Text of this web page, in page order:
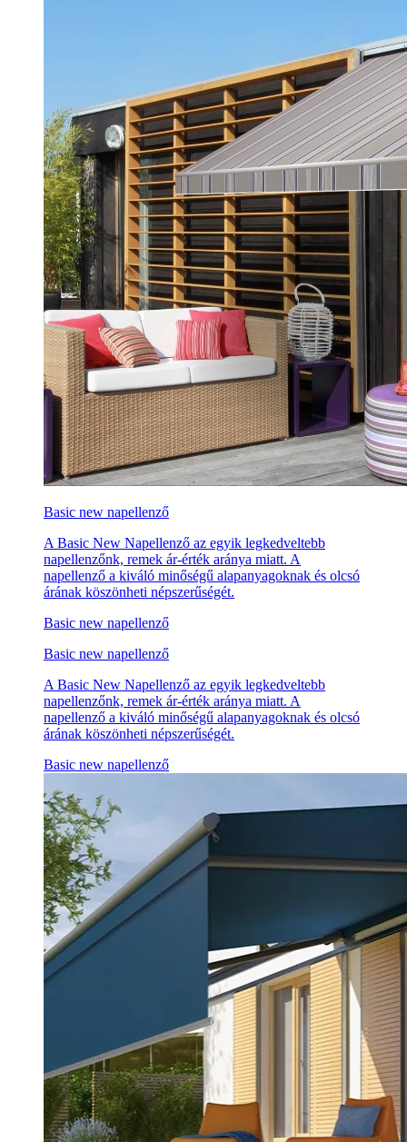
Basic new napellenző
A Basic New Napellenző az egyik legkedveltebb
napellenzőnk, remek ár-érték aránya miatt. A
napellenző a kiváló minőségű alapanyagoknak és olcsó
árának köszönheti népszerűségét.
Basic new napellenző
Basic new napellenző
A Basic New Napellenző az egyik legkedveltebb
napellenzőnk, remek ár-érték aránya miatt. A
napellenző a kiváló minőségű alapanyagoknak és olcsó
árának köszönheti népszerűségét.
Basic new napellenző